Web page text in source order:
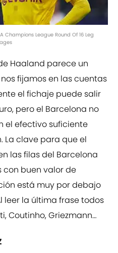
Champions League Round Of 16 Leg
Haaland parece un
fijamos en las cuentas
el fichaje puede salir
pero el Barcelona no
el efectivo suficiente
La clave para que el
las filas del Barcelona
con buen valor de
está muy por debajo
leer la última frase todos
Coutinho, Griezmann…